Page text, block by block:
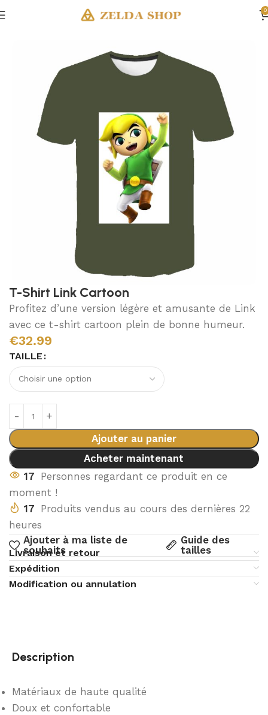
0
T-Shirt Link Cartoon
Profitez d’une version légère et amusante de Link
avec ce t-shirt cartoon plein de bonne humeur.
€32.99
TAILLE
Ajouter au panier
Acheter maintenant
17 Personnes regardant ce produit en ce
moment !
17 Produits vendus au cours des dernières 22
heures
Ajouter à ma liste de
souhaits
Guide des
tailles
Livraison et retour
Expédition
Modification ou annulation
Description
Matériaux de haute qualité
Doux et confortable